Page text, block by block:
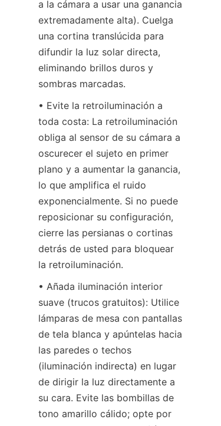
a la cámara a usar una ganancia
extremadamente alta). Cuelga
una cortina translúcida para
difundir la luz solar directa,
eliminando brillos duros y
sombras marcadas.
• Evite la retroiluminación a
toda costa: La retroiluminación
obliga al sensor de su cámara a
oscurecer el sujeto en primer
plano y a aumentar la ganancia,
lo que amplifica el ruido
exponencialmente. Si no puede
reposicionar su configuración,
cierre las persianas o cortinas
detrás de usted para bloquear
la retroiluminación.
• Añada iluminación interior
suave (trucos gratuitos): Utilice
lámparas de mesa con pantallas
de tela blanca y apúntelas hacia
las paredes o techos
(iluminación indirecta) en lugar
de dirigir la luz directamente a
su cara. Evite las bombillas de
tono amarillo cálido; opte por